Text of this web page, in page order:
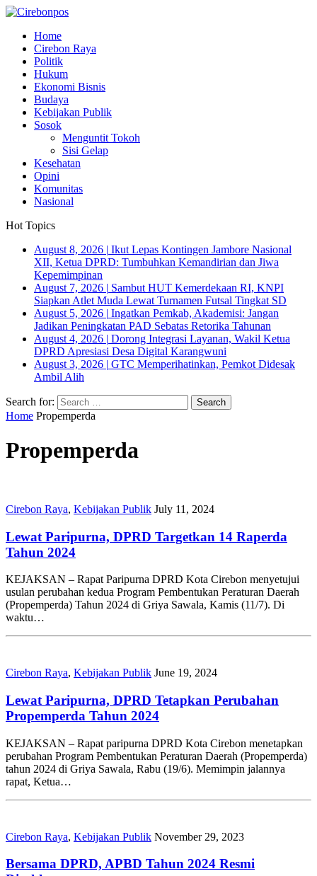
Home
Cirebon Raya
Politik
Hukum
Ekonomi Bisnis
Budaya
Kebijakan Publik
Sosok
Menguntit Tokoh
Sisi Gelap
Kesehatan
Opini
Komunitas
Nasional
Hot Topics
August 8, 2026 | Ikut Lepas Kontingen Jambore Nasional
XII, Ketua DPRD: Tumbuhkan Kemandirian dan Jiwa
Kepemimpinan
August 7, 2026 | Sambut HUT Kemerdekaan RI, KNPI
Siapkan Atlet Muda Lewat Turnamen Futsal Tingkat SD
August 5, 2026 | Ingatkan Pemkab, Akademisi: Jangan
Jadikan Peningkatan PAD Sebatas Retorika Tahunan
August 4, 2026 | Dorong Integrasi Layanan, Wakil Ketua
DPRD Apresiasi Desa Digital Karangwuni
August 3, 2026 | GTC Memperihatinkan, Pemkot Didesak
Ambil Alih
Search for:
Home Propemperda
Propemperda
Cirebon Raya, Kebijakan Publik July 11, 2024
Lewat Paripurna, DPRD Targetkan 14 Raperda
Tahun 2024
KEJAKSAN – Rapat Paripurna DPRD Kota Cirebon menyetujui
usulan perubahan kedua Program Pembentukan Peraturan Daerah
(Propemperda) Tahun 2024 di Griya Sawala, Kamis (11/7). Di
waktu…
Cirebon Raya, Kebijakan Publik June 19, 2024
Lewat Paripurna, DPRD Tetapkan Perubahan
Propemperda Tahun 2024
KEJAKSAN – Rapat paripurna DPRD Kota Cirebon menetapkan
perubahan Program Pembentukan Peraturan Daerah (Propemperda)
tahun 2024 di Griya Sawala, Rabu (19/6). Memimpin jalannya
rapat, Ketua…
Cirebon Raya, Kebijakan Publik November 29, 2023
Bersama DPRD, APBD Tahun 2024 Resmi